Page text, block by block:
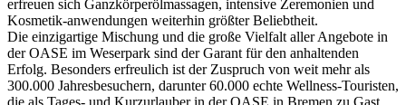
erfreuen sich Ganzkörperölmassagen, intensive Zeremonien und
Kosmetik-anwendungen weiterhin größter Beliebtheit.
Die einzigartige Mischung und die große Vielfalt aller Angebote in
der OASE im Weserpark sind der Garant für den anhaltenden
Erfolg. Besonders erfreulich ist der Zuspruch von weit mehr als
300.000 Jahresbesuchern, darunter 60.000 echte Wellness-Touristen,